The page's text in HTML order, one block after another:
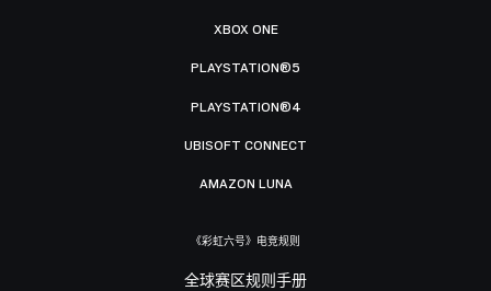
XBOX ONE
PLAYSTATION®5
PLAYSTATION®4
UBISOFT CONNECT
AMAZON LUNA
《彩虹六号》电竞规则
全球赛区规则手册